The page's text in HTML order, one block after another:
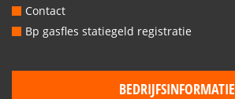
Contact
Bp gasfles statiegeld registratie
BEDRIJFSINFORMATIE